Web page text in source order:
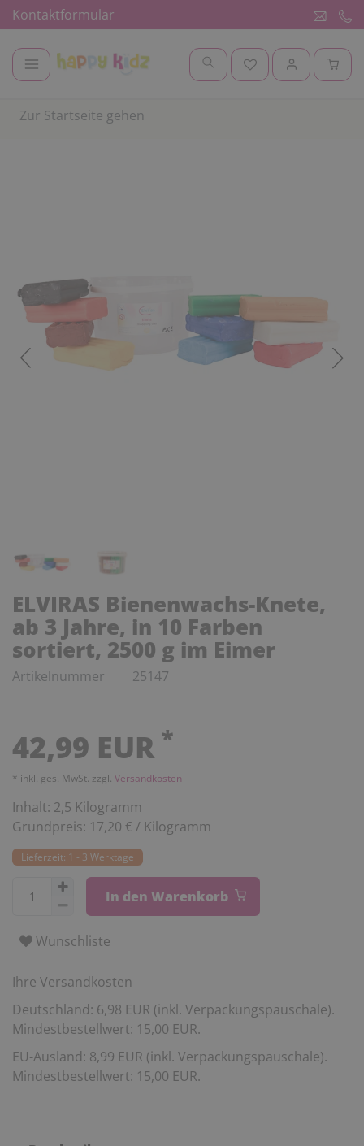
Kontaktformular
Zur Startseite gehen
ELVIRAS Bienenwachs-Knete,
ab 3 Jahre, in 10 Farben
sortiert, 2500 g im Eimer
Artikelnummer 25147
42,99 EUR *
* inkl. ges. MwSt. zzgl. Versandkosten
Inhalt: 2,5 Kilogramm
Grundpreis: 17,20 € / Kilogramm
Lieferzeit: 1 - 3 Werktage
In den Warenkorb
Wunschliste
Ihre Versandkosten
Deutschland: 6,98 EUR (inkl. Verpackungspauschale).
Mindestbestellwert: 15,00 EUR.
EU-Ausland: 8,99 EUR (inkl. Verpackungspauschale).
Mindestbestellwert: 15,00 EUR.